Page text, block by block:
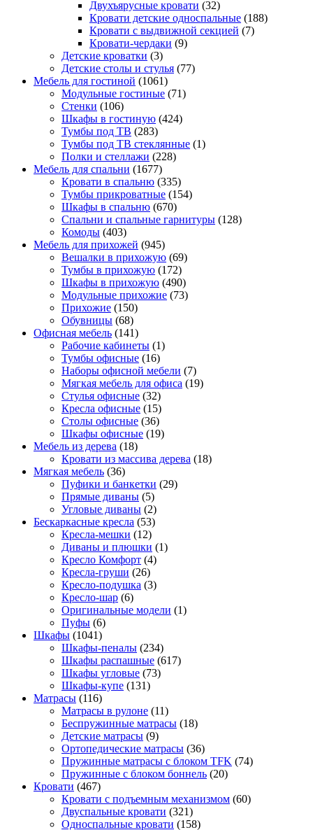
Двухъярусные кровати (32)
Кровати детские односпальные (188)
Кровати с выдвижной секцией (7)
Кровати-чердаки (9)
Детские кроватки (3)
Детские столы и стулья (77)
Мебель для гостиной (1061)
Модульные гостиные (71)
Стенки (106)
Шкафы в гостиную (424)
Тумбы под ТВ (283)
Тумбы под ТВ стеклянные (1)
Полки и стеллажи (228)
Мебель для спальни (1677)
Кровати в спальню (335)
Тумбы прикроватные (154)
Шкафы в спальню (670)
Спальни и спальные гарнитуры (128)
Комоды (403)
Мебель для прихожей (945)
Вешалки в прихожую (69)
Тумбы в прихожую (172)
Шкафы в прихожую (490)
Модульные прихожие (73)
Прихожие (150)
Обувницы (68)
Офисная мебель (141)
Рабочие кабинеты (1)
Тумбы офисные (16)
Наборы офисной мебели (7)
Мягкая мебель для офиса (19)
Стулья офисные (32)
Кресла офисные (15)
Столы офисные (36)
Шкафы офисные (19)
Мебель из дерева (18)
Кровати из массива дерева (18)
Мягкая мебель (36)
Пуфики и банкетки (29)
Прямые диваны (5)
Угловые диваны (2)
Бескаркасные кресла (53)
Кресла-мешки (12)
Диваны и плюшки (1)
Кресло Комфорт (4)
Кресла-груши (26)
Кресло-подушка (3)
Кресло-шар (6)
Оригинальные модели (1)
Пуфы (6)
Шкафы (1041)
Шкафы-пеналы (234)
Шкафы распашные (617)
Шкафы угловые (73)
Шкафы-купе (131)
Матрасы (116)
Матрасы в рулоне (11)
Беспружинные матрасы (18)
Детские матрасы (9)
Ортопедические матрасы (36)
Пружинные матрасы с блоком TFK (74)
Пружинные с блоком боннель (20)
Кровати (467)
Кровати с подъемным механизмом (60)
Двуспальные кровати (321)
Односпальные кровати (158)